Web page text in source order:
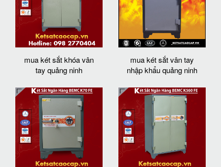
mua két sắt khóa vân
tay quảng ninh
mua két sắt vân tay
nhập khẩu quảng ninh